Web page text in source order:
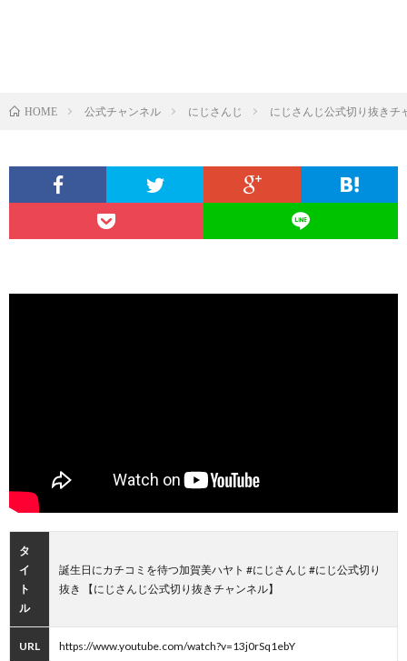
HOME 公式チャンネル にじさんじ にじさんじ公式切り抜きチ
タ
イ
ト
ル
誕生日にカチコミを待つ加賀美ハヤト #にじさんじ #にじ公式切り
抜き 【にじさんじ公式切り抜きチャンネル】
URL https://www.youtube.com/watch?v=13j0rSq1ebY